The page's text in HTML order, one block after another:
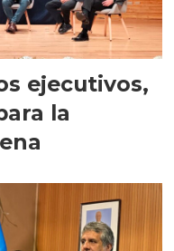
ejecutivos,
la